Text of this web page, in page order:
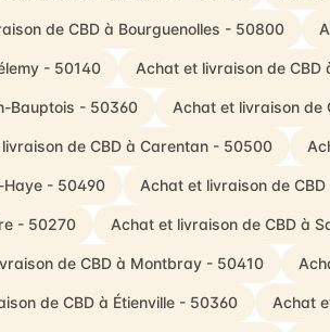
de CBD à Bourguenolles - 50800
- 50140 Achat et livraison de CBD
Bauptois - 50360 Achat et livraison de
de CBD à Carentan - 50500
Haye - 50490 Achat et livraison de
- 50270 Achat et livraison de CBD à
de CBD à Montbray - 50410
de CBD à Étienville - 50360 Achat